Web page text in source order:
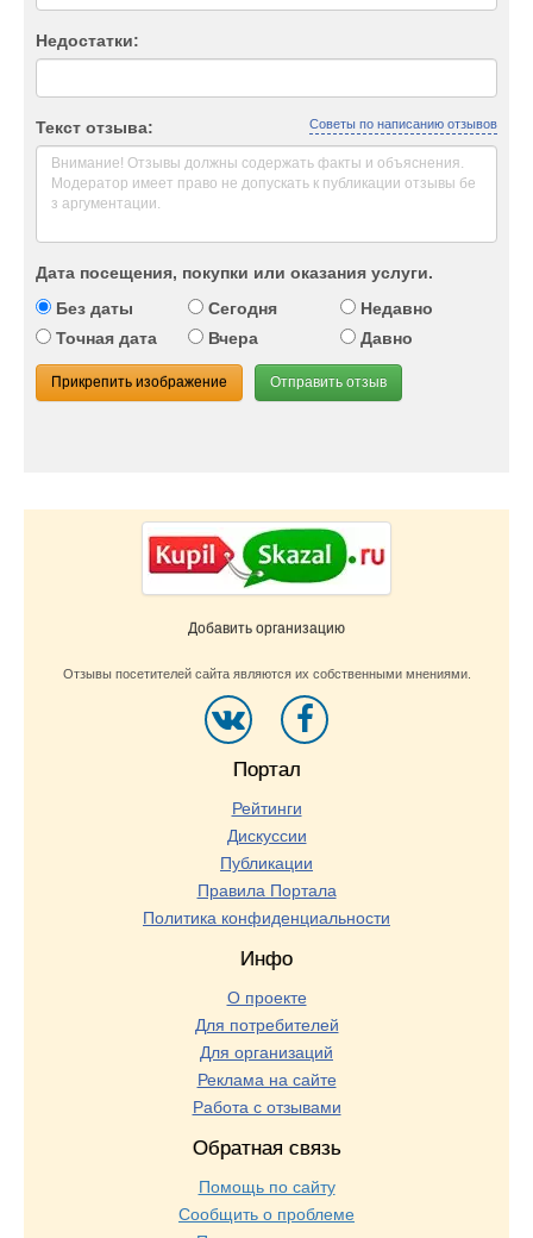
Недостатки:
Текст отзыва: Советы по написанию отзывов
Дата посещения, покупки или оказания услуги.
Без даты
Сегодня
Недавно
Точная дата
Вчера Давно
Прикрепить изображение Отправить отзыв
Добавить организацию
Отзывы посетителей сайта являются их собственными мнениями.
Портал
Рейтинги
Дискуссии
Публикации
Правила Портала
Политика конфиденциальности
Инфо
О проекте
Для потребителей
Для организаций
Реклама на сайте
Работа с отзывами
Обратная связь
Помощь по сайту
Сообщить о проблеме